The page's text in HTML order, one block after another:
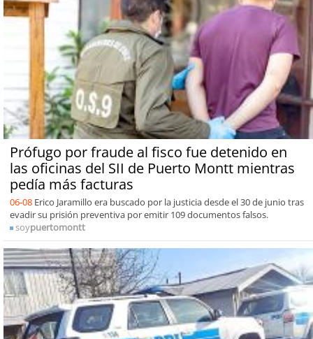
Prófugo por fraude al fisco fue detenido en
las oficinas del SII de Puerto Montt mientras
pedía más facturas
06-08 Erico Jaramillo era buscado por la justicia desde el 30 de junio tras
evadir su prisión preventiva por emitir 109 documentos falsos.
soypuertomontt